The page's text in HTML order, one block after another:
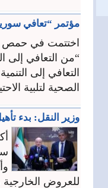
مؤتمر “تعافي سوريا 2026” يختتم أعماله بحمص ويؤكد دعم القطاع
“من التعافي إلى
التعافي إلى
الصحية لتلبية
وزير النقل: بدء
للعروض